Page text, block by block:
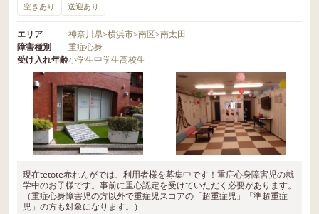
空きあり 送迎あり
エリア 神奈川県>横浜市>南区>南太田
障害種別
重症心身
受け入れ年齢小学生中学生高校生
現在tetote赤れんがでは、利用者様を募集中です！重症心身障害児の就
学中のお子様です。事前に重心認定を受けていただく必要があります。
（重症心身障害児の方以外で重症児スコアの「超重症児」「準超重症
児」の方も対象になります。）